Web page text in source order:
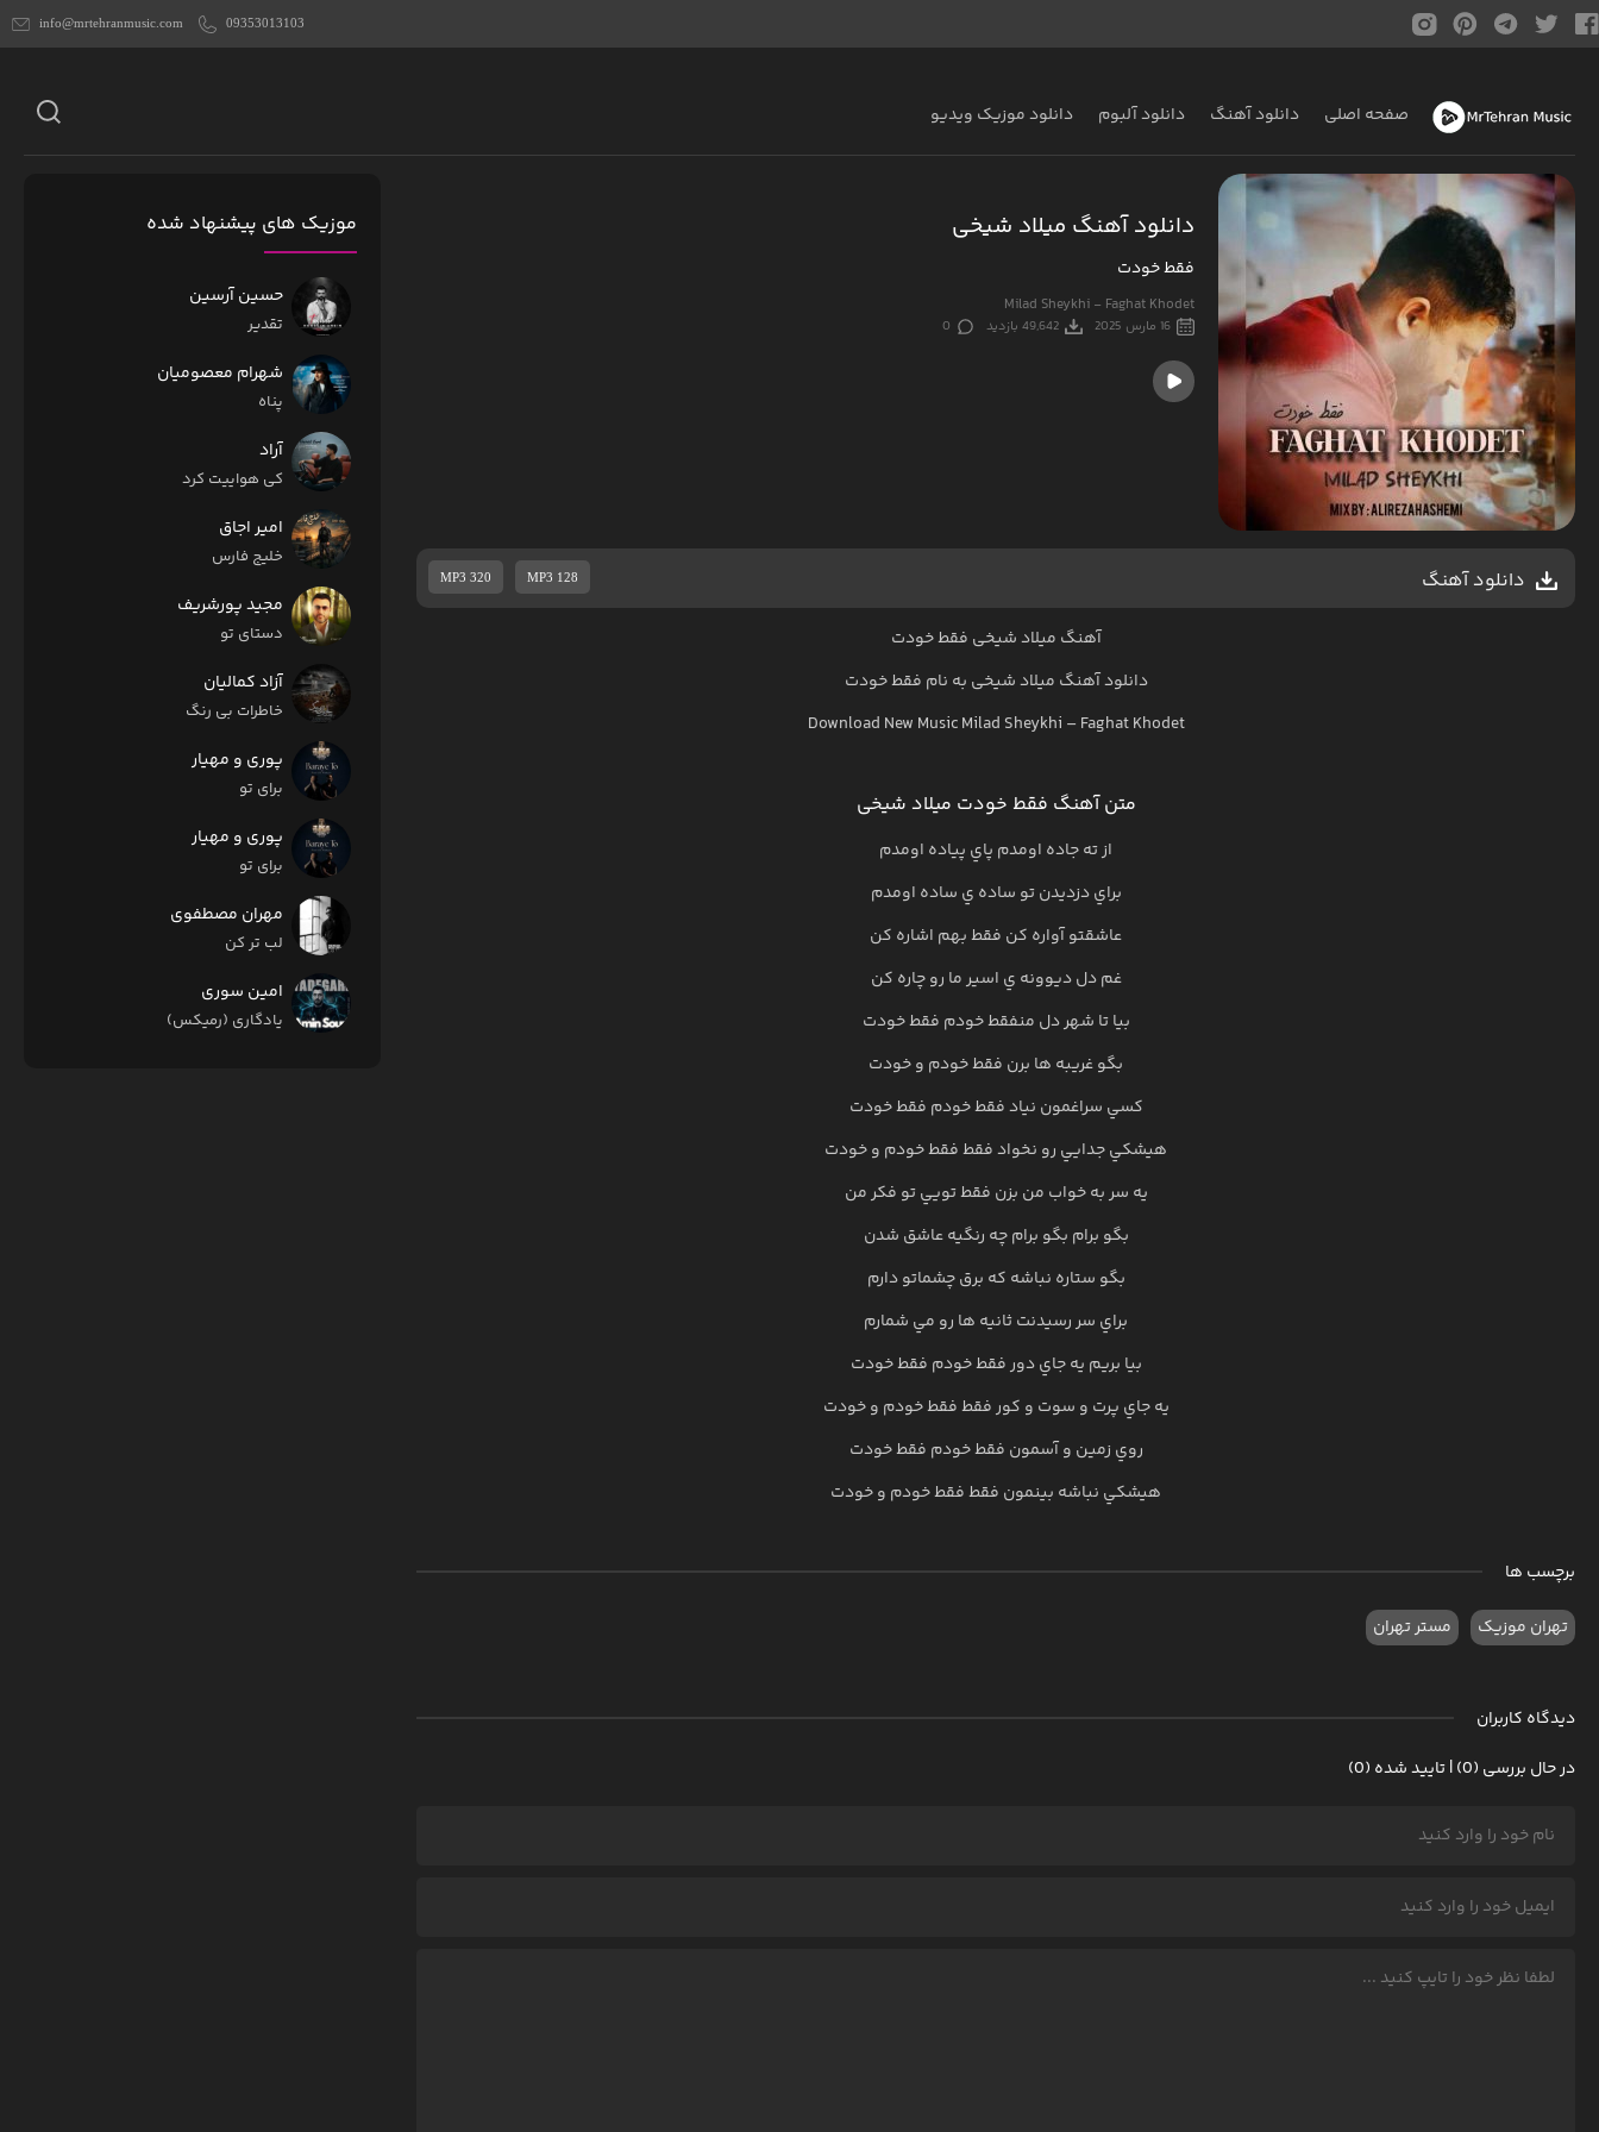
info@mrtehranmusic.com 09353013103
صفحه اصلی دانلود آهنگ دانلود آلبوم دانلود موزیک ویدیو
دانلود آهنگ میلاد شیخی
فقط خودت
Milad Sheykhi - Faghat Khodet
16 مارس 2025 49,642 بازدید 0
دانلود آهنگ MP3 320 MP3 128
آهنگ میلاد شیخی فقط خودت
دانلود آهنگ میلاد شیخی به نام فقط خودت
Download New MusicMilad Sheykhi – Faghat Khodet
متن آهنگ فقط خودت میلاد شیخی
از ته جاده اومدم پاي پياده اومدم
براي دزديدن تو ساده ي ساده اومدم
عاشقتو آواره کن فقط بهم اشاره کن
غم دل ديوونه ي اسير ما رو چاره کن
بيا تا شهر دل منفقط خودم فقط خودت
بگو غريبه ها برن فقط خودم و خودت
کسي سراغمون نياد فقط خودم فقط خودت
هيشکي جدايي رو نخواد فقط فقط خودم و خودت
يه سر به خواب من بزن فقط تويي تو فکر من
بگو برام بگو برام چه رنگيه عاشق شدن
بگو ستاره نباشه که برق چشماتو دارم
براي سر رسيدنت ثانيه ها رو مي شمارم
بيا بريم يه جاي دور فقط خودم فقط خودت
يه جاي پرت و سوت و کور فقط فقط خودم و خودت
روي زمين و آسمون فقط خودم فقط خودت
هيشکي نباشه بينمون فقط فقط خودم و خودت
برچسب ها
تهران موزیک مستر تهران
دیدگاه کاربران
در حال بررسی (0) | تایید شده (0)
موزیک های پیشنهاد شده
حسین آرسین
تقدیر
شهرام معصومیان
پناه
آراد
کی هواییت کرد
امیر اجاق
خلیج فارس
مجید پورشریف
دستای تو
آزاد کمالیان
خاطرات بی رنگ
پوری و مهیار
برای تو
پوری و مهیار
برای تو
مهران مصطفوی
لب تر کن
امین سوری
یادگاری (رمیکس)